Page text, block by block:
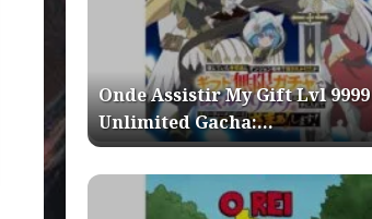
Onde Assistir My Gift Lvl 9999
Unlimited Gacha:…